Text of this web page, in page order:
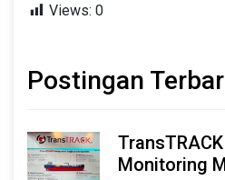
Views: 0
Postingan
Monitoring